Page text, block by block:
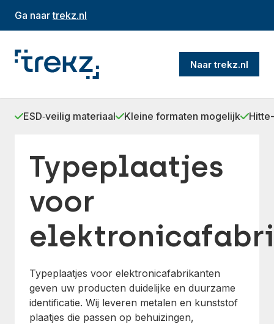
Ga naartrekz.nl
Naar trekz.nl
ESD‑veilig materiaal Kleine formaten mogelijk
Typeplaatjes
voor
Typeplaatjes voor elektronicafabrikanten
geven uw producten duidelijke en duurzame
identificatie. Wij leveren metalen en kunststof
plaatjes die passen op behuizingen,